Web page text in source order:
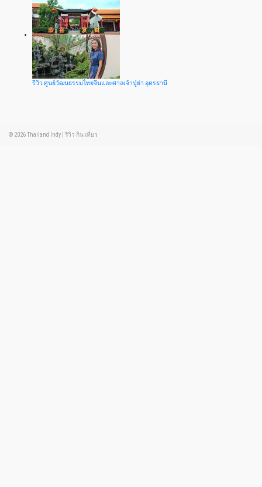
รีวิว ศูนย์วัฒนธรรมไทยจีนและศาลเจ้าปู่ย่า อุดรธานี
© 2026Thailand Indy |รีวิว กิน เที่ยว